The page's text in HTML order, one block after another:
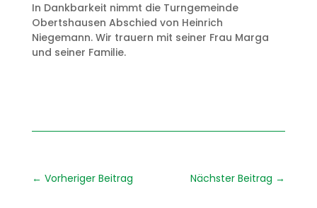
In Dankbarkeit nimmt die Turngemeinde
Obertshausen Abschied von Heinrich
Niegemann. Wir trauern mit seiner Frau Marga
und seiner Familie.
← Vorheriger Beitrag Nächster Beitrag →